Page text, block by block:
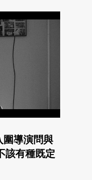
圍導演問與
該有種既定